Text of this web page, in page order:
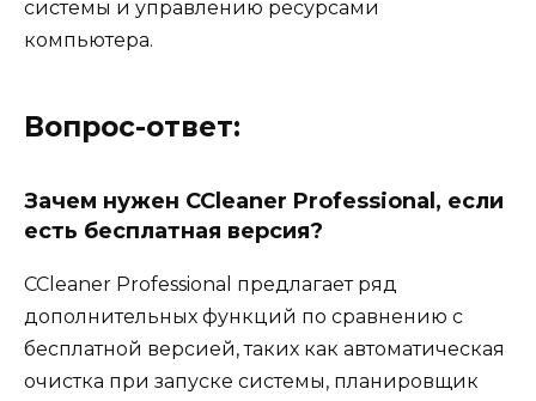
системы и управлению ресурсами
компьютера.
Вопрос-ответ:
Зачем нужен CCleaner Professional, если
есть бесплатная версия?
CCleaner Professional предлагает ряд
дополнительных функций по сравнению с
бесплатной версией, таких как автоматическая
очистка при запуске системы, планировщик